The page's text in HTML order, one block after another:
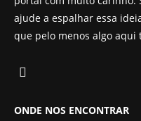
ajude a espalhar essa
que pelo menos algo
ONDE NOS ENCONTRAR